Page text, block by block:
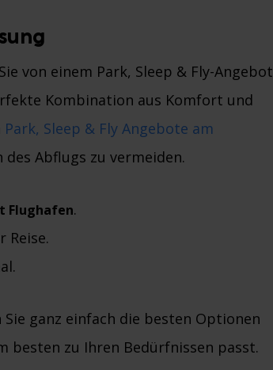
von einem Park, Sleep & Fly-Angebot
Kombination aus Komfort und
Park, Sleep & Fly Angebote am
Abflugs zu vermeiden.
Flughafen.
Reise.
Sie ganz einfach die besten Optionen
besten zu Ihren Bedürfnissen passt.